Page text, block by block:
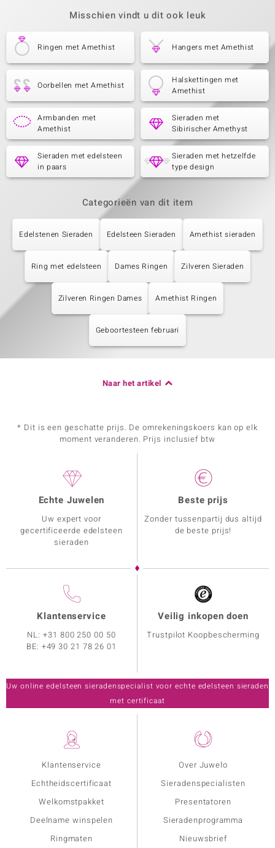
Misschien vindt u dit ook leuk
Ringen met Amethist Hangers met Amethist
Oorbellen met Amethist
Halskettingen met
Amethist
Armbanden met
Amethist
Sieraden met
Sibirischer Amethyst
Sieraden met edelsteen
in paars
Sieraden met hetzelfde
type design
Categorieën van dit item
Edelstenen Sieraden Edelsteen Sieraden Amethist sieraden
Ring met edelsteen Dames Ringen Zilveren Sieraden
Zilveren Ringen Dames Amethist Ringen
Geboortesteen februari
Naar het artikel
* Dit is een geschatte prijs. De omrekeningskoers kan op elk
moment veranderen. Prijs inclusief btw
Klantenservice
Echtheidscertificaat
Welkomstpakket
Deelname winspelen
Ringmaten
Over Juwelo
Sieradenspecialisten
Presentatoren
Sieradenprogramma
Nieuwsbrief
Echte Juwelen
Uw expert voor
gecertificeerde edelsteen
sieraden
Beste prijs
Zonder tussenpartij dus altijd
de beste prijs!
Klantenservice
NL:+31 800 250 00 50
BE: +49 30 21 78 26 01
Veilig inkopen doen
Trustpilot Koopbescherming
Uw online edelsteen sieradenspecialist voor echte edelsteen sieraden
met certificaat